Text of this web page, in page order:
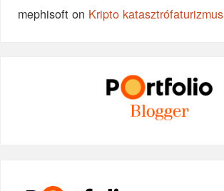
mephisoft on Kripto katasztrófaturizmus